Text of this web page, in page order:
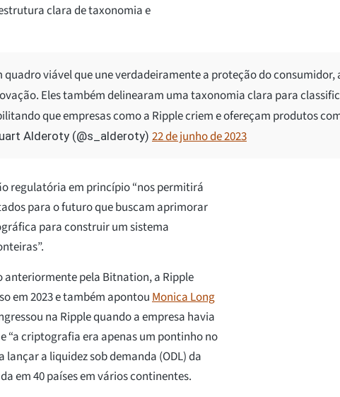
clara de taxonomia e
viável que une verdadeiramente a proteção do consumidor,
Eles também delinearam uma taxonomia clara para
que empresas como a Ripple criem e ofereçam produtos
Alderoty (@s_alderoty) 22 de junho de 2023
regulatória em princípio “nos permitirá
para o futuro que buscam aprimorar
para construir um sistema
pela Bitnation, a Ripple
em 2023 e também apontou Monica Long
na Ripple quando a empresa havia
“a criptografia era apenas um pontinho no
a liquidez sob demanda (ODL) da
em 40 países em vários continentes.